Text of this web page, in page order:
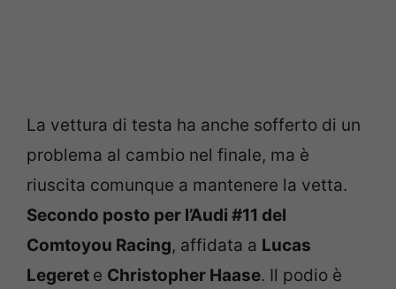
La vettura di testa ha anche sofferto di un
problema al cambio nel finale, ma è
riuscita comunque a mantenere la vetta.
Secondo posto per l’Audi #11 del
Comtoyou Racing, affidata a Lucas
Legeret e Christopher Haase. Il podio è